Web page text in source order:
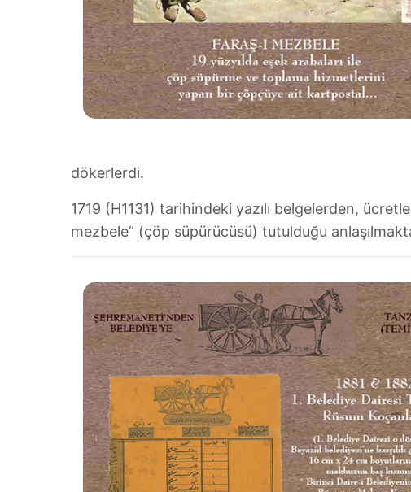
dökerlerdi.
1719 (H1131) tarihindeki yazılı belgelerden,
mezbele” (çöp süpürücüsü) tutulduğu